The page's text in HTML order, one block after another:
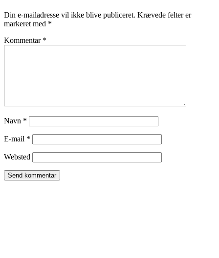
Din e-mailadresse vil ikke blive publiceret. Krævede felter er
markeret med *
Kommentar *
Navn *
E-mail *
Websted